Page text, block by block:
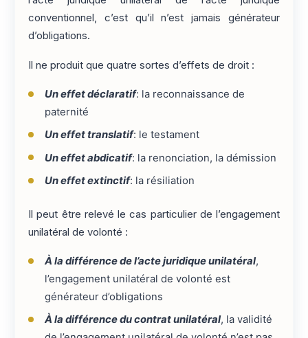
conventionnel, c’est qu’il n’est jamais générateur
d’obligations.
Il ne produit que quatre sortes d’effets de droit :
Un effet déclaratif: la reconnaissance de
paternité
Un effet translatif: le testament
Un effet abdicatif: la renonciation, la démission
Un effet extinctif: la résiliation
Il peut être relevé le cas particulier de l’engagement
unilatéral de volonté :
À la différence de l’acte juridique unilatéral,
l’engagement unilatéral de volonté est
générateur d’obligations
À la différence du contrat unilatéral, la validité